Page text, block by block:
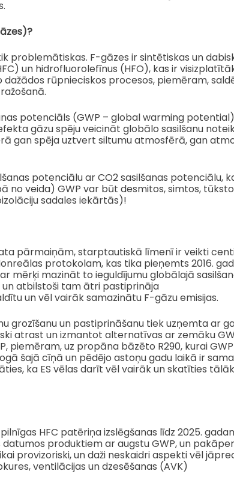
problemātiskas. F-gāzes ir sintētiskas un
un hidrofluorolefīnus (HFO), kas ir
rūpnieciskos procesos, piemēram,
potenciāls (GWP – global warming
gāzu spēju veicināt globālo sasilšanu
gan spēja uztvert siltumu atmosfērā, gan
potenciālu ar CO2 sasilšanas potenciālu,
no veida) GWP var būt desmitos, simtos,
sadales iekārtās)!
pārmaiņām, starptautiskā līmenī ir veikti
protokolam, kas tika pieņemts 2016.
mērķi mazināt to ieguldījumu globālajā
un atbilstoši tam ātri pastiprināja
un vēl vairāk samazinātu F-gāzu emisijas.
grozīšanu un pastiprināšanu tiek uzņemta ar
atrast un izmantot alternatīvas ar zemāku
piemēram, uz propāna bāzēto R290, kurai GWP
šajā cīņā un pēdējo astoņu gadu laikā ir
ka ES vēlas darīt vēl vairāk un skatīties
HFC patēriņa izslēgšanas līdz 2025.
produktiem ar augstu GWP, un
provizoriski, un daži neskaidri aspekti vēl
ventilācijas un dzesēšanas (AVK)